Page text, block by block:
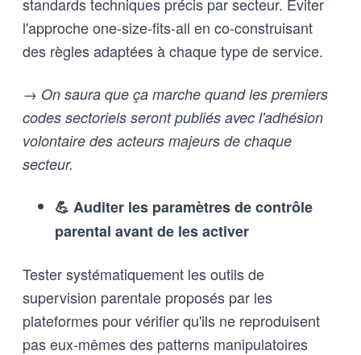
l'approche one-size-fits-all en co-construisant
des règles adaptées à chaque type de service.
→ On saura que ça marche quand les premiers
codes sectoriels seront publiés avec l'adhésion
volontaire des acteurs majeurs de chaque
secteur.
💪 Auditer les paramètres de contrôle
parental avant de les activer
Tester systématiquement les outils de
supervision parentale proposés par les
plateformes pour vérifier qu'ils ne reproduisent
pas eux-mêmes des patterns manipulatoires